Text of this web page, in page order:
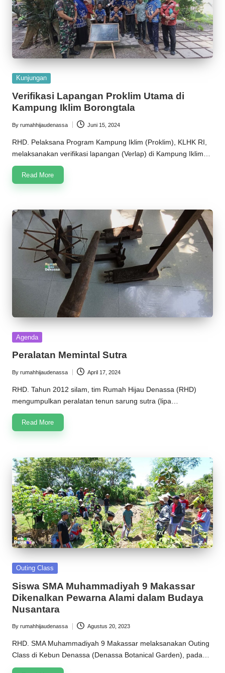
Posted
Kunjungan
Verifikasi Lapangan Proklim Utama di
Kampung Iklim Borongtala
Posted
by
By rumahhijaudenassa Juni 15, 2024
RHD. Pelaksana Program Kampung Iklim (Proklim), KLHK RI,
melaksanakan verifikasi lapangan (Verlap) di Kampung Iklim…
Read More
Posted
Agenda
Peralatan Memintal Sutra
Posted
by
By rumahhijaudenassa April 17, 2024
RHD. Tahun 2012 silam, tim Rumah Hijau Denassa (RHD)
mengumpulkan peralatan tenun sarung sutra (lipa…
Read More
Posted
Outing Class
Siswa SMA Muhammadiyah 9 Makassar
Dikenalkan Pewarna Alami dalam Budaya
Nusantara
Posted
by
By rumahhijaudenassa Agustus 20, 2023
RHD. SMA Muhammadiyah 9 Makassar melaksanakan Outing
Class di Kebun Denassa (Denassa Botanical Garden), pada…